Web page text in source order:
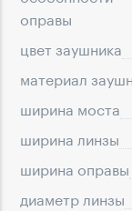
оправы
цвет заушника
материал
ширина моста
ширина линзы
ширина оправы
диаметр линзы